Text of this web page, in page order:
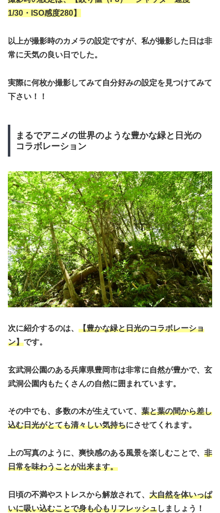
1/30・ISO感度280】
以上が撮影時のカメラの設定ですが、私が撮影した日は非
常に天気の良い日でした。
実際に何枚か撮影してみて自分好みの設定を見つけてみて
下さい！！
まるでアニメの世界のような豊かな緑と日光の
コラボレーション
次に紹介するのは、 【豊かな緑と日光のコラボレーショ
ン】です。
玄武洞公園のある兵庫県豊岡市は非常に自然が豊かで、玄
武洞公園内もたくさんの自然に囲まれています。
その中でも、多数の木が生えていて、 葉と葉の間から差し
込む日光がとても清々しい気持ちにさせてくれます。
上の写真のように、爽快感のある風景を楽しむことで、 非
日常を味わうことが出来ます。
日頃の不満やストレスから解放されて、 大自然を体いっぱ
いに吸い込むことで身も心もリフレッシュしましょう！